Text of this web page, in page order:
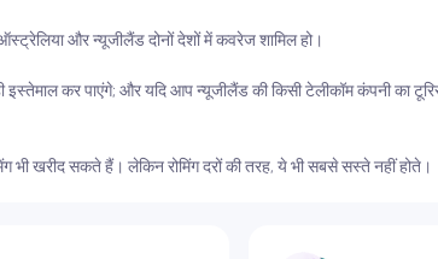
और न्यूजीलैंड दोनों देशों में कवरेज शामिल हो।
कर पाएंगे; और यदि आप न्यूजीलैंड की किसी टेलीकॉम कंपनी का
भी खरीद सकते हैं। लेकिन रोमिंग दरों की तरह, ये भी सबसे सस्ते नहीं होते।